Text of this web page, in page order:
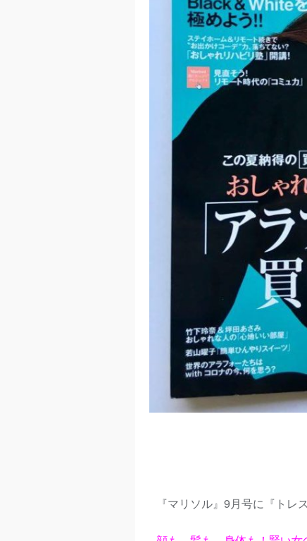
『マリソル』9月号に『トレ